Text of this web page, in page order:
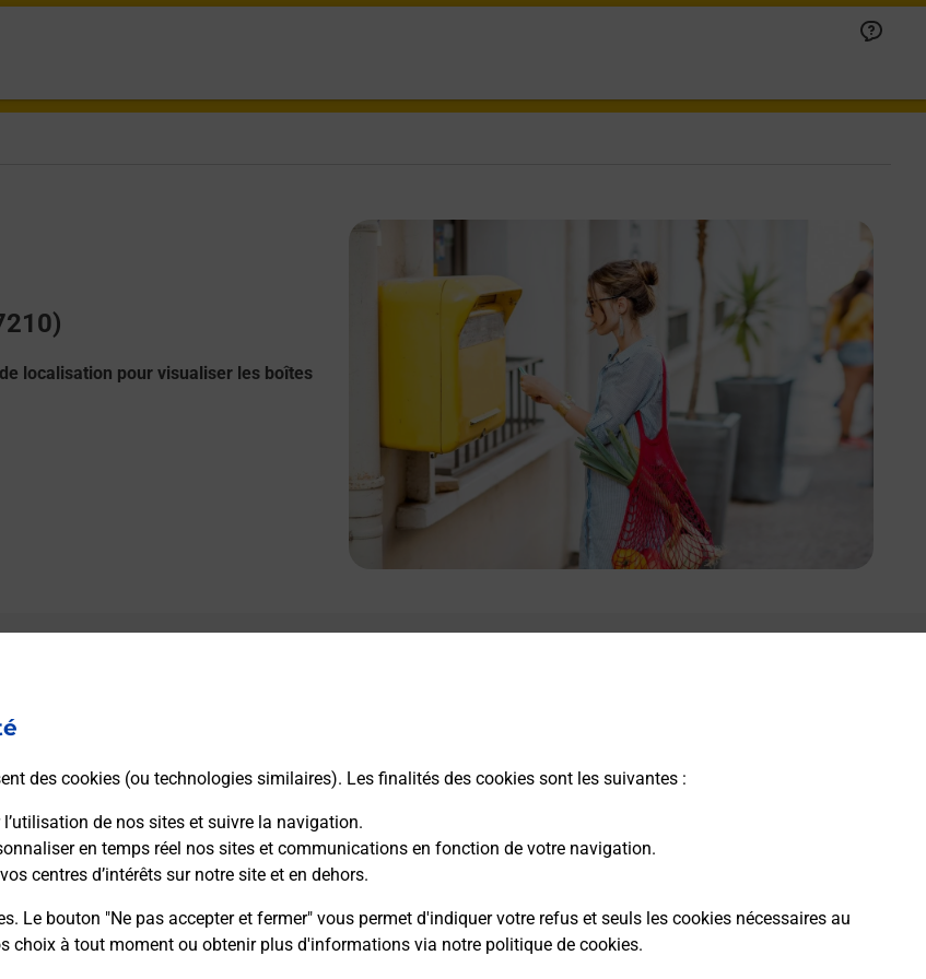
des cookies (ou technologies similaires). Les finalités des cookies sont les suivantes :
de nos sites et suivre la navigation.
en temps réel nos sites et communications en fonction de votre navigation.
centres d’intérêts sur notre site et en dehors.
Le bouton "Ne pas accepter et fermer" vous permet d'indiquer votre refus et seuls les cookies nécessaires au
choix à tout moment ou obtenir plus d'informations via notre politique de cookies.
localisation pour visualiser les boîtes